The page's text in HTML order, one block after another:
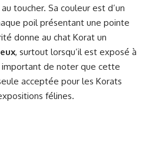
toucher. Sa couleur est d’un
poil présentant une pointe
donne au chat Korat un
, surtout lorsqu’il est exposé à
de noter que cette
acceptée pour les Korats
félines.